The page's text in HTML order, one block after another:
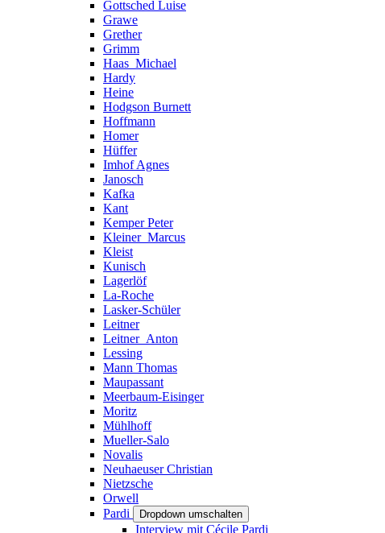
Gottsched Luise
Grawe
Grether
Grimm
Haas_Michael
Hardy
Heine
Hodgson Burnett
Hoffmann
Homer
Hüffer
Imhof Agnes
Janosch
Kafka
Kant
Kemper Peter
Kleiner_Marcus
Kleist
Kunisch
Lagerlöf
La-Roche
Lasker-Schüler
Leitner
Leitner_Anton
Lessing
Mann Thomas
Maupassant
Meerbaum-Eisinger
Moritz
Mühlhoff
Mueller-Salo
Novalis
Neuhaeuser Christian
Nietzsche
Orwell
Pardi
Dropdown umschalten
Interview mit Cécile Pardi